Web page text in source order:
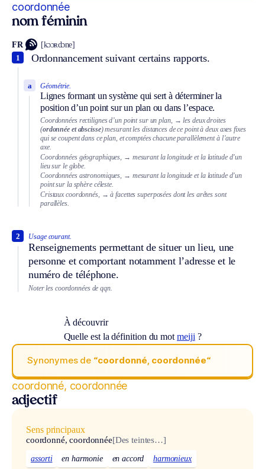
coordonnée
nom féminin
FR [kɔɔʀdɔne]
Ordonnancement suivant certains rapports.
1
Géométrie.
Lignes formant un système qui sert à déterminer la
position d’un point sur un plan ou dans l’espace.
a
Coordonnées rectilignes d’un point sur un plan, → les deux droites
(ordonnée et abscisse) mesurant les distances de ce point à deux axes fixes
qui se coupent dans ce plan, et comptées chacune parallèlement à l’autre
axe.
Coordonnées géographiques, → mesurant la longitude et la latitude d’un
lieu sur le globe.
Coordonnées astronomiques, → mesurant la longitude et la latitude d’un
point sur la sphère céleste.
Cristaux coordonnés, → à facettes superposées dont les arêtes sont
parallèles.
Usage courant.
Renseignements permettant de situer un lieu, une
personne et comportant notamment l’adresse et le
numéro de téléphone.
2
Noter les coordonnées de qqn.
À découvrir
Quelle est la définition du mot meiji ?
Synonymes de “coordonné, coordonnée“
coordonné, coordonnée
adjectif
Sens principaux
coordonné, coordonnée[Des teintes…]
assorti en harmonie en accord harmonieux